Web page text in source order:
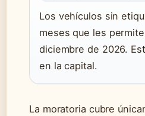
Los vehículos sin
meses que les
diciembre de 2026.
en la capital.
La moratoria cubre